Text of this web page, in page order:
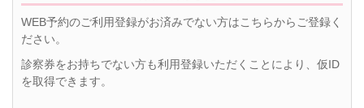
WEB予約のご利用登録がお済みでない方はこちらからご登録く
ださい。
診察券をお持ちでない方も利用登録いただくことにより、仮ID
を取得できます。